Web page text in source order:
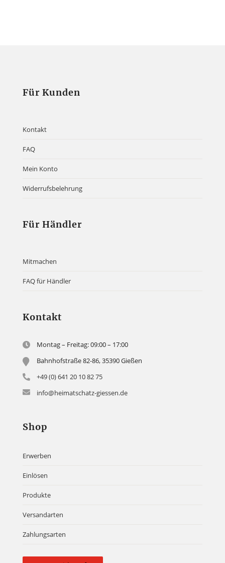
Für Kunden
Kontakt
FAQ
Mein Konto
Widerrufsbelehrung
Für Händler
Mitmachen
FAQ für Händler
Kontakt
Montag – Freitag: 09:00 – 17:00
Bahnhofstraße 82-86, 35390 Gießen
+49 (0) 641 20 10 82 75
info@heimatschatz-giessen.de
Shop
Erwerben
Einlösen
Produkte
Versandarten
Zahlungsarten